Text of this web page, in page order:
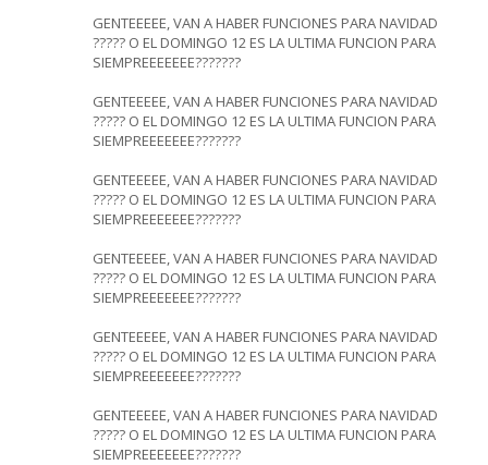
GENTEEEEE, VAN A HABER FUNCIONES PARA NAVIDAD
????? O EL DOMINGO 12 ES LA ULTIMA FUNCION PARA
SIEMPREEEEEEE???????
GENTEEEEE, VAN A HABER FUNCIONES PARA NAVIDAD
????? O EL DOMINGO 12 ES LA ULTIMA FUNCION PARA
SIEMPREEEEEEE???????
GENTEEEEE, VAN A HABER FUNCIONES PARA NAVIDAD
????? O EL DOMINGO 12 ES LA ULTIMA FUNCION PARA
SIEMPREEEEEEE???????
GENTEEEEE, VAN A HABER FUNCIONES PARA NAVIDAD
????? O EL DOMINGO 12 ES LA ULTIMA FUNCION PARA
SIEMPREEEEEEE???????
GENTEEEEE, VAN A HABER FUNCIONES PARA NAVIDAD
????? O EL DOMINGO 12 ES LA ULTIMA FUNCION PARA
SIEMPREEEEEEE???????
GENTEEEEE, VAN A HABER FUNCIONES PARA NAVIDAD
????? O EL DOMINGO 12 ES LA ULTIMA FUNCION PARA
SIEMPREEEEEEE???????